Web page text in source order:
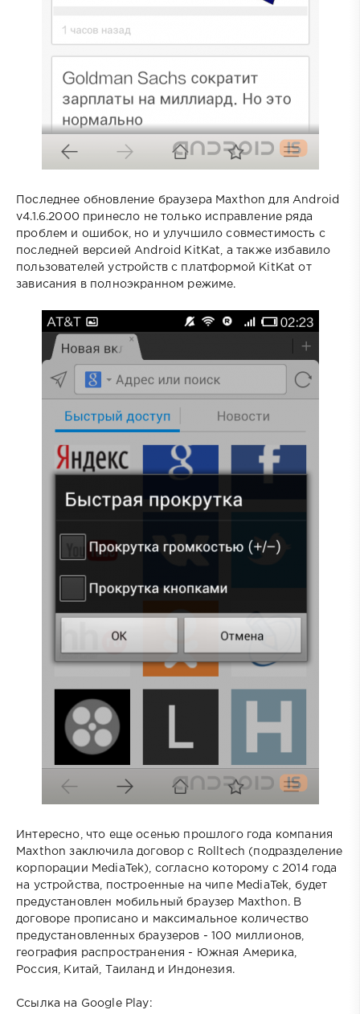
Последнее обновление браузера Maxthon для Android
v4.1.6.2000 принесло не только исправление ряда
проблем и ошибок, но и улучшило совместимость с
последней версией Android KitKat, а также избавило
пользователей устройств с платформой KitKat от
зависания в полноэкранном режиме.
Интересно, что еще осенью прошлого года компания
Maxthon заключила договор с Rolltech (подразделение
корпорации MediaTek), согласно которому с 2014 года
на устройства, построенные на чипе MediaTek, будет
предустановлен мобильный браузер Maxthon. В
договоре прописано и максимальное количество
предустановленных браузеров - 100 миллионов,
география распространения - Южная Америка,
Россия, Китай, Таиланд и Индонезия.
Ссылка на Google Play: